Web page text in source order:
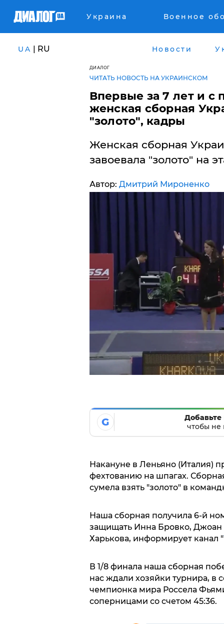
Украина Военное
UA | RU Новости
ДИАЛОГ
ЧИТАТЬ НОВОСТЬ НА УКРАИНСКОМ
​Впервые за 7 лет и с
женская сборная
"золото", кадры
Женская сборная
завоевала "золото" на
Автор: Дмитрий Мироненко
G
Добавьте
чтобы не
Накануне в Леньяно (Италия)
фехтованию на шпагах.
сумела взять "золото" в
Наша сборная получила 6-й
защищать Инна Бровко,
Харькова, информирует канал "
В 1/8 финала наша сборная
нас ждали хозяйки турнира, в
чемпионка мира Россела
соперницами со счетом 45:36.